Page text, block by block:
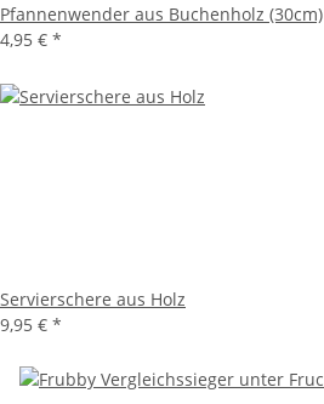
Pfannenwender aus Buchenholz (30cm)
4,95 € *
Servierschere aus Holz
9,95 € *